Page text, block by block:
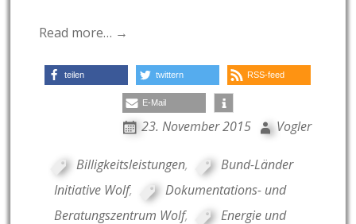
Read more… →
teilen twittern RSS-feed
E-Mail
23. November 2015 Vogler
Billigkeitsleistungen,
Bund-Länder
Initiative Wolf,
Dokumentations- und
Beratungszentrum Wolf, Energie und